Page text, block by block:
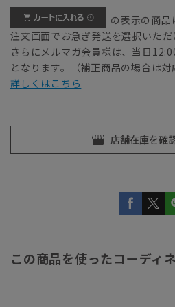
の表示の商品
注文画面でお急ぎ発送を選択いただ
さらにメルマガ会員様は、当日
となります。（補正商品の場合は対
詳しくはこちら
この商品を使ったコーディ